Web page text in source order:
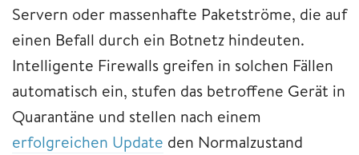
Servern oder massenhafte Paketströme, die auf
einen Befall durch ein Botnetz hindeuten.
Intelligente Firewalls greifen in solchen Fällen
automatisch ein, stufen das betroffene Gerät in
Quarantäne und stellen nach einem
erfolgreichen Update den Normalzustand